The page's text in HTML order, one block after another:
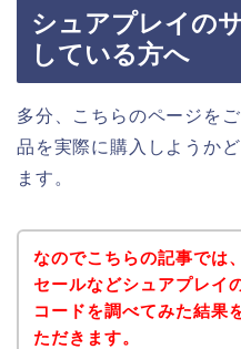
シュアプレイの
している方へ
多分、こちらのページを
品を実際に購入しようか
ます。
なのでこちらの記事では
セールなどシュアプレイ
コードを調べてみた結果
ただきます。